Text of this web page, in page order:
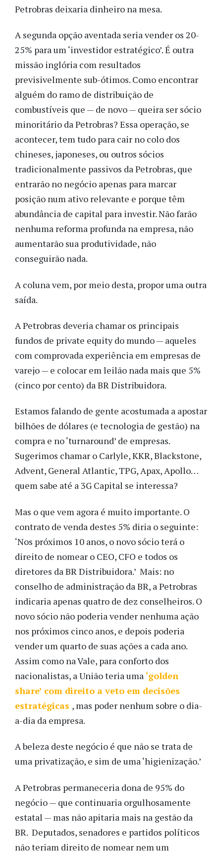
Petrobras deixaria dinheiro na mesa.
A segunda opção aventada seria vender os 20-
25% para um ‘investidor estratégico’. É outra
missão inglória com resultados
previsivelmente sub-ótimos. Como encontrar
alguém do ramo de distribuição de
combustíveis que — de novo — queira ser sócio
minoritário da Petrobras? Essa operação, se
acontecer, tem tudo para cair no colo dos
chineses, japoneses, ou outros sócios
tradicionalmente passivos da Petrobras, que
entrarão no negócio apenas para marcar
posição num ativo relevante e porque têm
abundância de capital para investir. Não farão
nenhuma reforma profunda na empresa, não
aumentarão sua produtividade, não
conseguirão nada.
A coluna vem, por meio desta, propor uma outra
saída.
A Petrobras deveria chamar os principais
fundos de private equity do mundo — aqueles
com comprovada experiência em empresas de
varejo — e colocar em leilão nada mais que 5%
(cinco por cento) da BR Distribuidora.
Estamos falando de gente acostumada a apostar
bilhões de dólares (e tecnologia de gestão) na
compra e no ‘turnaround’ de empresas.
Sugerimos chamar o Carlyle, KKR, Blackstone,
Advent, General Atlantic, TPG, Apax, Apollo…
quem sabe até a 3G Capital se interessa?
Mas o que vem agora é muito importante. O
contrato de venda destes 5% diria o seguinte:
‘Nos próximos 10 anos, o novo sócio terá o
direito de nomear o CEO, CFO e todos os
diretores da BR Distribuidora.’ Mais: no
conselho de administração da BR, a Petrobras
indicaria apenas quatro de dez conselheiros. O
novo sócio não poderia vender nenhuma ação
nos próximos cinco anos, e depois poderia
vender um quarto de suas ações a cada ano.
Assim como na Vale, para conforto dos
nacionalistas, a União teria uma ‘golden
share’ com direito a veto em decisões
estratégicas , mas poder nenhum sobre o dia-
a-dia da empresa.
A beleza deste negócio é que não se trata de
uma privatização, e sim de uma ‘higienização.’
A Petrobras permaneceria dona de 95% do
negócio — que continuaria orgulhosamente
estatal — mas não apitaria mais na gestão da
BR. Deputados, senadores e partidos políticos
não teriam direito de nomear nem um